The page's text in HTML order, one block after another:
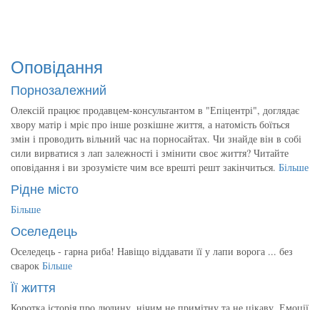
Оповідання
Порнозалежний
Олексій працює продавцем-консультантом в "Епіцентрі", доглядає
хвору матір і мріє про інше розкішне життя, а натомість боїться
змін і проводить вільний час на порносайтах. Чи знайде він в собі
сили вирватися з лап залежності і змінити своє життя? Читайте
оповідання і ви зрозумієте чим все врешті решт закінчиться. Більше
Рідне місто
Більше
Оселедець
Оселедець - гарна риба! Навіщо віддавати її у лапи ворога ... без
сварок Більше
Її життя
Коротка історія про людину, нічим не примітну та не цікаву. Емоції